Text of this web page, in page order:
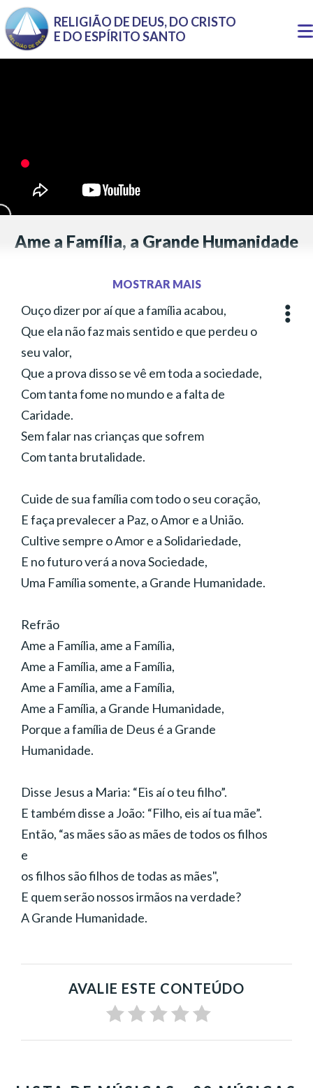
Pular para o conteúdo principal
RELIGIÃO DE DEUS, DO CRISTO
E DO ESPÍRITO SANTO
Ame a Família, a Grande Humanidade
1979) e Paiva Netto
Letra:
Paulo Aparecido Bertholin
Música:Paulo Aparecido Bertholin
Interpretação:Banda Novo Mandamento
Gênero:Rock
MOSTRAR MAIS
Mais
Ouço dizer por aí que a família acabou,
Que ela não faz mais sentido e que perdeu o
seu valor,
Que a prova disso se vê em toda a sociedade,
Com tanta fome no mundo e a falta de
Caridade.
Sem falar nas crianças que sofrem
Com tanta brutalidade.
Cuide de sua família com todo o seu coração,
E faça prevalecer a Paz, o Amor e a União.
Cultive sempre o Amor e a Solidariedade,
E no futuro verá a nova Sociedade,
Uma Família somente, a Grande Humanidade.
Refrão
Ame a Família, ame a Família,
Ame a Família, ame a Família,
Ame a Família, ame a Família,
Ame a Família, a Grande Humanidade,
Porque a família de Deus é a Grande
Humanidade.
Disse Jesus a Maria: “Eis aí o teu filho”.
E também disse a João: “Filho, eis aí tua mãe”.
Então, “as mães são as mães de todos os filhos
e
os filhos são filhos de todas as mães",
E quem serão nossos irmãos na verdade?
A Grande Humanidade.
AVALIE ESTE CONTEÚDO